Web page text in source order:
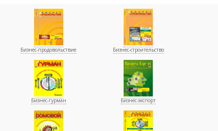
Бизнес-продовольствие Бизнес-строительство
Бизнес-гурман Бизнес-экспорт